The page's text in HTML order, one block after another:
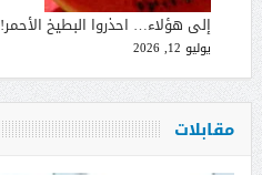
إلى هؤلاء… احذروا البطيخ الأحمر!
يوليو 12, 2026
مقابلات